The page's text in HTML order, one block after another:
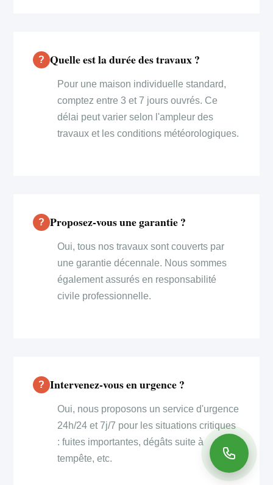
Quelle est la durée des travaux ?
Pour une maison individuelle standard,
comptez entre 3 et 7 jours ouvrés. Ce
délai peut varier selon l'ampleur des
travaux et les conditions météorologiques.
Proposez-vous une garantie ?
Oui, tous nos travaux sont couverts par
une garantie décennale. Nous sommes
également assurés en responsabilité
civile professionnelle.
Intervenez-vous en urgence ?
Oui, nous proposons un service d'urgence
24h/24 et 7j/7 pour les situations critiques
: fuites importantes, dégâts suite à
tempête, etc.